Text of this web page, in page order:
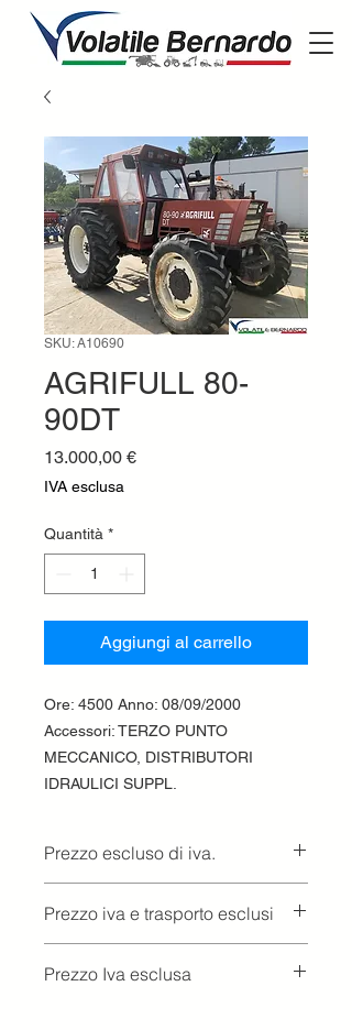
SKU: A10690
AGRIFULL 80-
90DT
13.000,00 €Prezzo
IVA esclusa
Quantità *
Aggiungi al carrello
Ore: 4500 Anno: 08/09/2000
Accessori: TERZO PUNTO
MECCANICO, DISTRIBUTORI
IDRAULICI SUPPL.
Prezzo escluso di iva.
Prezzo iva e trasporto esclusi
Prezzo Iva esclusa